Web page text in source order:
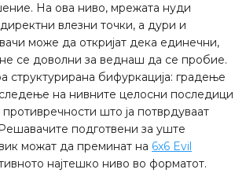
На ова ниво, мрежата нуди
влезни точки, а дури и
може да откријат дека единечни,
не се доволни за веднаш да се пробие.
структурирана бифуркација: градење
на нивните целосни последици
што ја потврдуваат
подготвени за уште
можат да преминат на 6x6 Evil
најтешко ниво во форматот.